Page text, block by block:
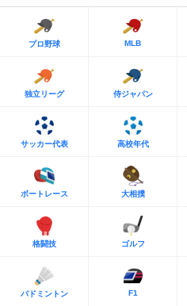
プロ野球 MLB
独立リーグ 侍ジャパン
サッカー代表 高校年代
ボートレース 大相撲
格闘技 ゴルフ
バドミントン F1